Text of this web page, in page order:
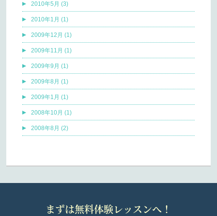
2010年5月 (3)
2010年1月 (1)
2009年12月 (1)
2009年11月 (1)
2009年9月 (1)
2009年8月 (1)
2009年1月 (1)
2008年10月 (1)
2008年8月 (2)
まずは無料体験レッスンへ！